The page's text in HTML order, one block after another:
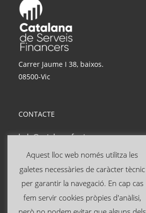
Carrer Jaume I 38, baixos.
08500-Vic
CONTACTE
hola@catalanasf.cat
INFORMACIÓ ÚTIL
Avís legal
Aquest lloc web només utilitza les
galetes necessàries de caràcter tècnic
per garantir la navegació. En cap cas
fem servir cookies pròpies d'anàlisi,